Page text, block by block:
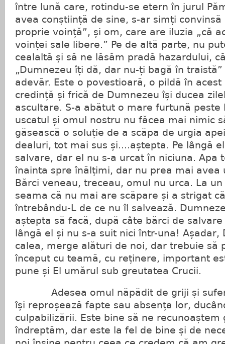
între lună care, rotindu-se etern în jurul
avea conștiință de sine, s-ar simți convinsă
proprie voință”, și om, care are iluzia „că
voinței sale libere.” Pe de altă parte, nu
cealaltă și să ne lăsăm pradă hazardului,
„Dumnezeu îți dă, dar nu-ți bagă în
adevăr. Este o povestioară, o pildă în acest
credință și frică de Dumnezeu își ducea
ascultare. S-a abătut o mare furtună peste
uscatul și omul nostru nu făcea mai nimic
găsească o soluție de a scăpa de urgia
dealuri, tot mai sus și....aștepta. Pe lângă
salvare, dar el nu s-a urcat în niciuna. Apa
înainta spre înălțimi, dar nu prea mai avea
Bărci veneau, treceau, omul nu urca. La
seama că nu mai are scăpare și a strigat
întrebându-L de ce nu îl salvează.
aștepta să facă, după câte bărci de
lângă el și nu s-a suit nici într-una! Așadar,
calea, merge alături de noi, dar trebuie să
început cu teamă, cu reținere, important
pune și El umărul sub greutatea Crucii.
Adesea omul năpădit de griji și
își reproșează fapte sau absența lor,
culpabilizării. Este bine să ne recunoaștem
îndreptăm, dar este la fel de bine și de